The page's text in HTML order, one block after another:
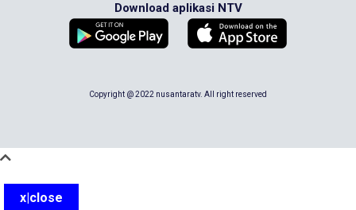
Download aplikasi NTV
Copyright @ 2022 nusantaratv. All right reserved
x|close